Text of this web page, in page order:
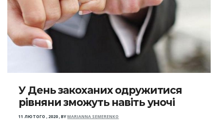
У День закоханих одружитися
рівняни зможуть навіть уночі
11 ЛЮТОГО , 2020,BYMARIANNA SEMERENKO